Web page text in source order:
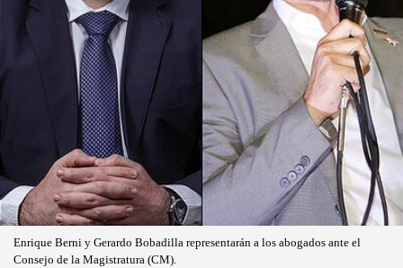
Enrique Berni y Gerardo Bobadilla representarán a los abogados ante el
Consejo de la Magistratura (CM).